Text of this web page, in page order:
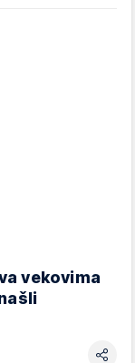
vekovima